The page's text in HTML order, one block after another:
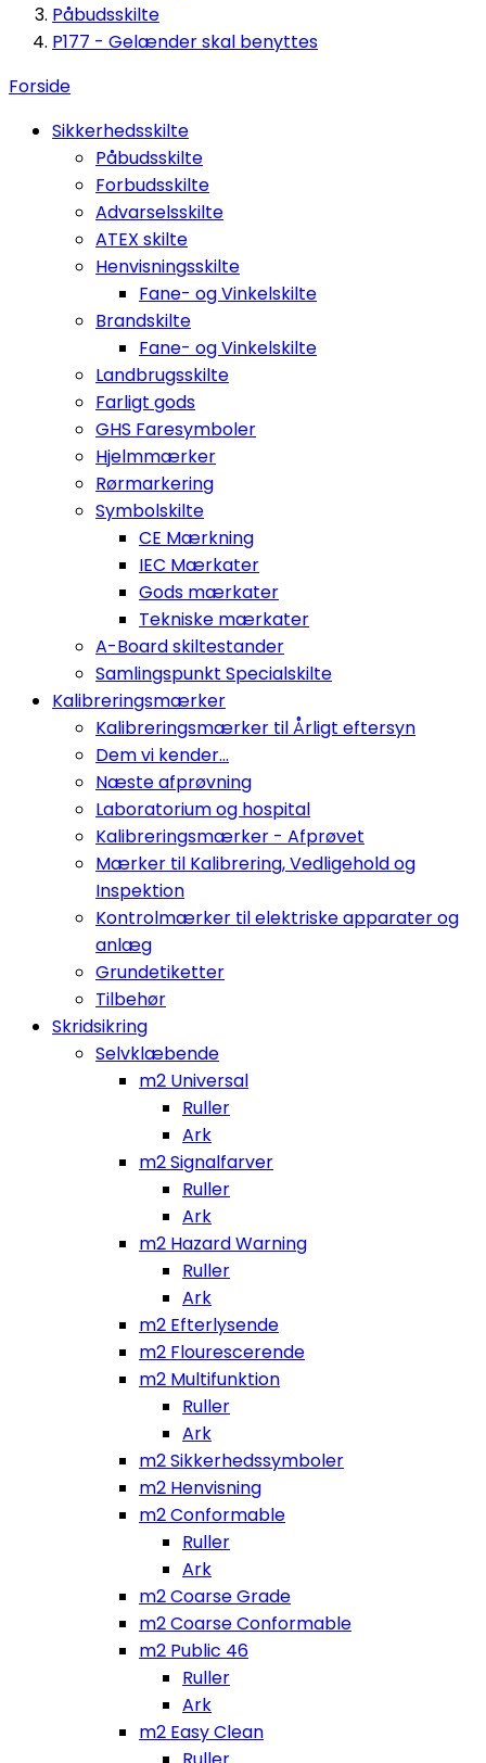
Påbudsskilte
P177 - Gelænder skal benyttes
Forside
Sikkerhedsskilte
Påbudsskilte
Forbudsskilte
Advarselsskilte
ATEX skilte
Henvisningsskilte
Fane- og Vinkelskilte
Brandskilte
Fane- og Vinkelskilte
Landbrugsskilte
Farligt gods
GHS Faresymboler
Hjelmmærker
Rørmarkering
Symbolskilte
CE Mærkning
IEC Mærkater
Gods mærkater
Tekniske mærkater
A-Board skiltestander
Samlingspunkt Specialskilte
Kalibreringsmærker
Kalibreringsmærker til Årligt eftersyn
Dem vi kender...
Næste afprøvning
Laboratorium og hospital
Kalibreringsmærker - Afprøvet
Mærker til Kalibrering, Vedligehold og
Inspektion
Kontrolmærker til elektriske apparater og
anlæg
Grundetiketter
Tilbehør
Skridsikring
Selvklæbende
m2 Universal
Ruller
Ark
m2 Signalfarver
Ruller
Ark
m2 Hazard Warning
Ruller
Ark
m2 Efterlysende
m2 Flourescerende
m2 Multifunktion
Ruller
Ark
m2 Sikkerhedssymboler
m2 Henvisning
m2 Conformable
Ruller
Ark
m2 Coarse Grade
m2 Coarse Conformable
m2 Public 46
Ruller
Ark
m2 Easy Clean